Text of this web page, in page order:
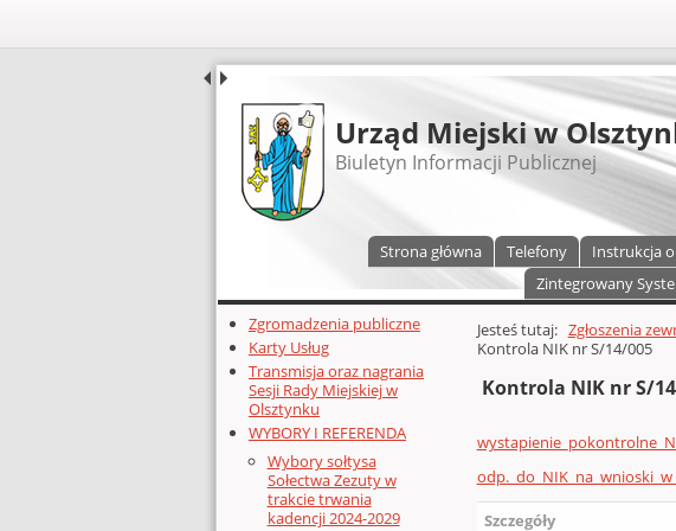
UDOSTĘPNIJ
Urząd Miejski w
Biuletyn Informacji Publicznej
Strona główna Telefony Instrukcja
Zintegrowany
Dodatkowe zasoby (lewa kolumna)
Zgromadzenia publiczne
Karty Usług
Transmisja oraz nagrania
Sesji Rady Miejskiej w
Olsztynku
WYBORY I REFERENDA
Wybory sołtysa
Sołectwa Zezuty w
trakcie trwania
kadencji 2024-2029
Głównej zawartości
Jesteś tutaj: Zgłoszenia
Kontrola NIK nr S/14/005
Kontrola NIK nr S/
Szczegóły